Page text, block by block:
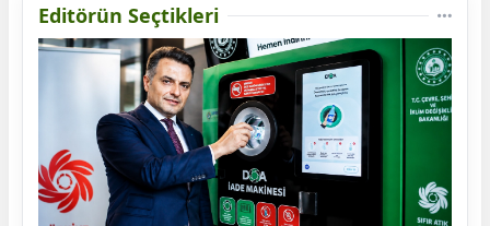
Editörün Seçtikleri